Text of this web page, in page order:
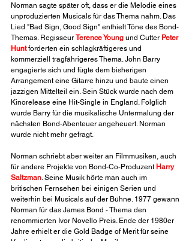
Norman sagte später oft, dass er die Melodie eines
unproduzierten Musicals für das Thema nahm. Das
Lied "Bad Sign, Good Sign" enthielt Töne des Bond-
Themas. Regisseur Terence Young und Cutter Peter
Hunt forderten ein schlagkräftigeres und
kommerziell tragfährigeres Thema. John Barry
engagierte sich und fügte dem bisherigen
Arrangement eine Gitarre hinzu und baute einen
jazzigen Mittelteil ein. Sein Stück wurde nach dem
Kinorelease eine Hit-Single in England. Folglich
wurde Barry für die musikalische Untermalung der
nächsten Bond-Abenteuer angeheuert. Norman
wurde nicht mehr gefragt.
Norman schriebt aber weiter an Filmmusiken, auch
für andere Projekte von Bond-Co-Produzent Harry
Saltzman . Seine Musik hörte man auch im
britischen Fernsehen bei einigen Serien und
weiterhin bei Musicals auf der Bühne. 1977 gewann
Norman für das James Bond - Thema den
renommierten Ivor Novello Preis. Ende der 1980er
Jahre erhielt er die Gold Badge of Merit für seine